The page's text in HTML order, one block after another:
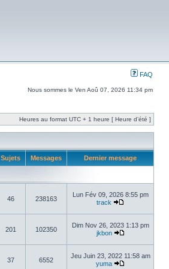
FAQ
Nous sommes le Ven Aoû 07, 2026 11:34 pm
Heures au format UTC + 1 heure [ Heure d’été ]
Sujets Messages Dernier message
46 238163
Lun Fév 09, 2026 8:55 pm
track
201 102350
Dim Nov 26, 2023 1:13 pm
jkbon
37 6552
Jeu Juin 23, 2022 11:58 am
yuma